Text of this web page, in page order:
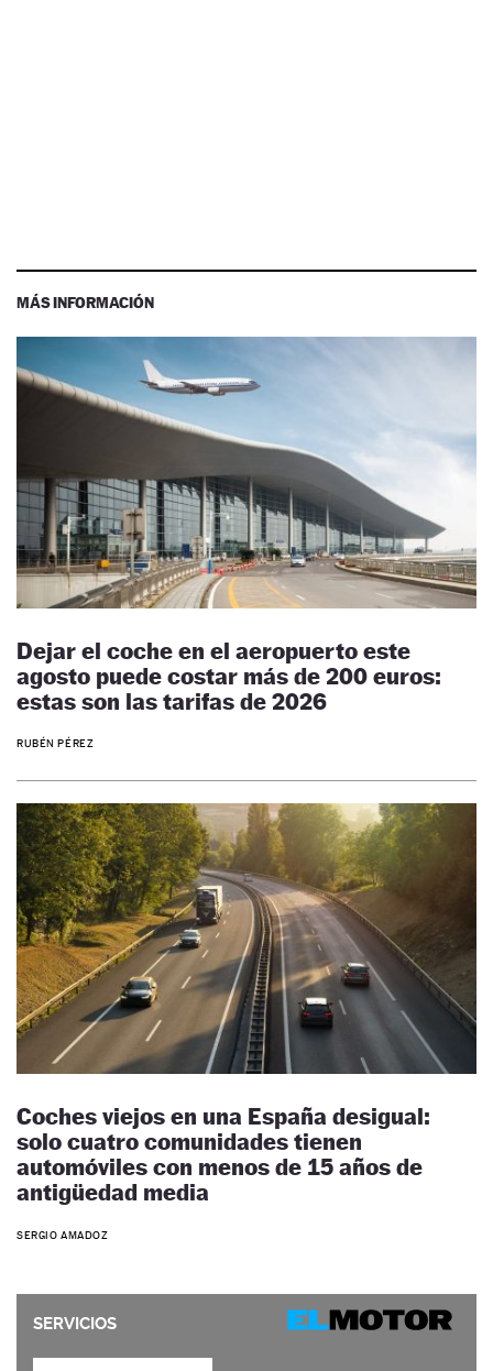
MÁS INFORMACIÓN
Dejar el coche en el aeropuerto este
agosto puede costar más de 200 euros:
estas son las tarifas de 2026
RUBÉN PÉREZ
Coches viejos en una España desigual:
solo cuatro comunidades tienen
automóviles con menos de 15 años de
antigüedad media
SERGIO AMADOZ